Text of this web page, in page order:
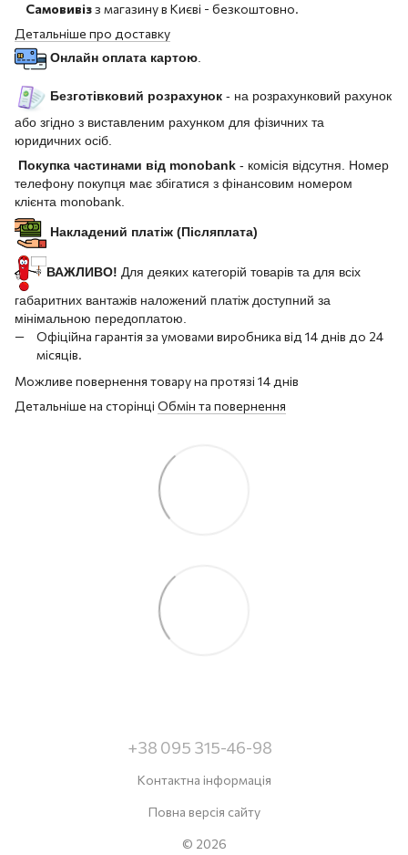
Самовивізз магазину в Києві - безкоштовно.
Детальніше про доставку
Онлайн оплата картою.
Безготівковий розрахунок - на розрахунковий рахунок
або згідно з виставленим рахунком для фізичних та
юридичних осіб.
Покупка частинами від monobank - комісія відсутня. Номер
телефону покупця має збігатися з фінансовим номером
клієнта monobank.
Накладений платіж (Післяплата)
ВАЖЛИВО! Для деяких категорій товарів та для всіх
габаритних вантажів наложений платіж доступний за
мінімальною передоплатою.
Офіційна гарантія за умовами виробника від 14 днів до 24
місяців.
Можливе повернення товару на протязі 14 днів
Детальніше на сторінці Обмін та повернення
+38 095 315-46-98
Контактна інформація
Повна версія сайту
© 2026